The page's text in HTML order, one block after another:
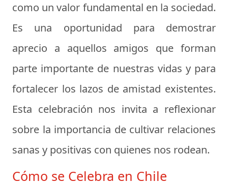
como un valor fundamental en la sociedad.
Es una oportunidad para demostrar
aprecio a aquellos amigos que forman
parte importante de nuestras vidas y para
fortalecer los lazos de amistad existentes.
Esta celebración nos invita a reflexionar
sobre la importancia de cultivar relaciones
sanas y positivas con quienes nos rodean.
Cómo se Celebra en Chile